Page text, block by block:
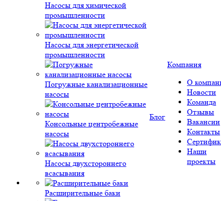
Насосы для химической
промышленности
Насосы для энергетической
промышленности
Погружные канализационные
насосы
Консольные центробежные
насосы
Насосы двухстороннего
всасывания
Расширительные баки
Блог
Компания
О
Новости
Команда
Отзывы
Вакансии
Контакты
Наши
проекты